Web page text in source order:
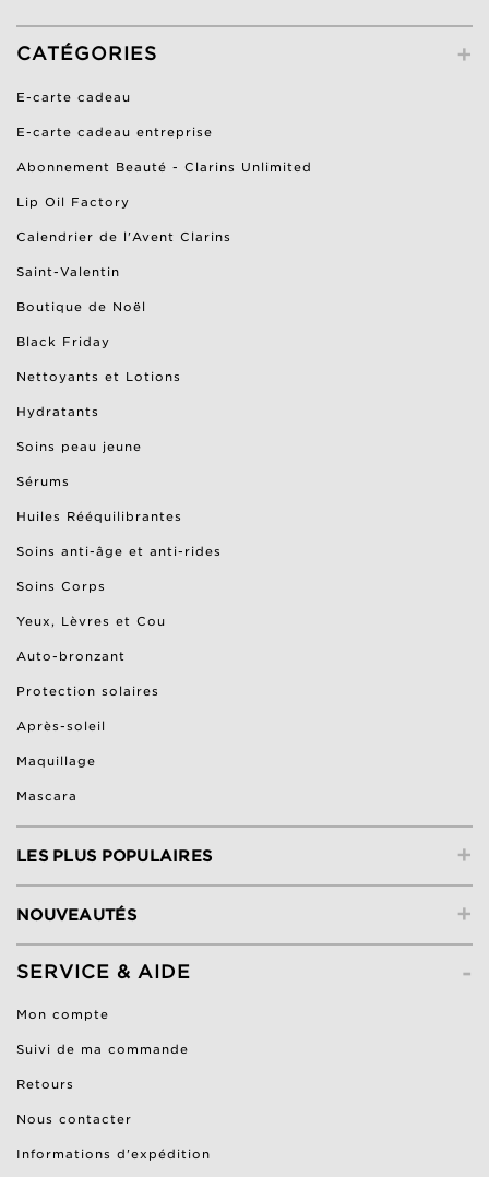
+
CATÉGORIES
E-carte cadeau
E-carte cadeau entreprise
Abonnement Beauté - Clarins Unlimited
Lip Oil Factory
Calendrier de l'Avent Clarins
Saint-Valentin
Boutique de Noël
Black Friday
Nettoyants et Lotions
Hydratants
Soins peau jeune
Sérums
Huiles Rééquilibrantes
Soins anti-âge et anti-rides
Soins Corps
Yeux, Lèvres et Cou
Auto-bronzant
Protection solaires
Après-soleil
Maquillage
Mascara
+
LES PLUS POPULAIRES
+
NOUVEAUTÉS
-
SERVICE & AIDE
Mon compte
Suivi de ma commande
Retours
Nous contacter
Informations d'expédition